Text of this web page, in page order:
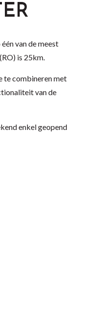
van de meest
is 25km.
te combineren met
van de
enkel geopend